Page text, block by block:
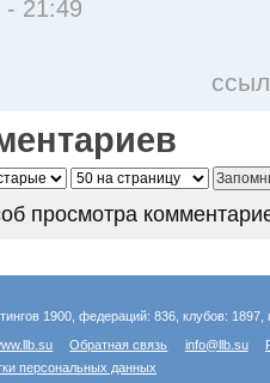
- 21:49
просмотра
1900, федераций: 836, клубов:
Обратная связь info@llb.su
персональных данных